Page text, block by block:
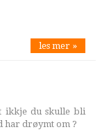
les mer »
ikkje du skulle bli
har drøymt om ?